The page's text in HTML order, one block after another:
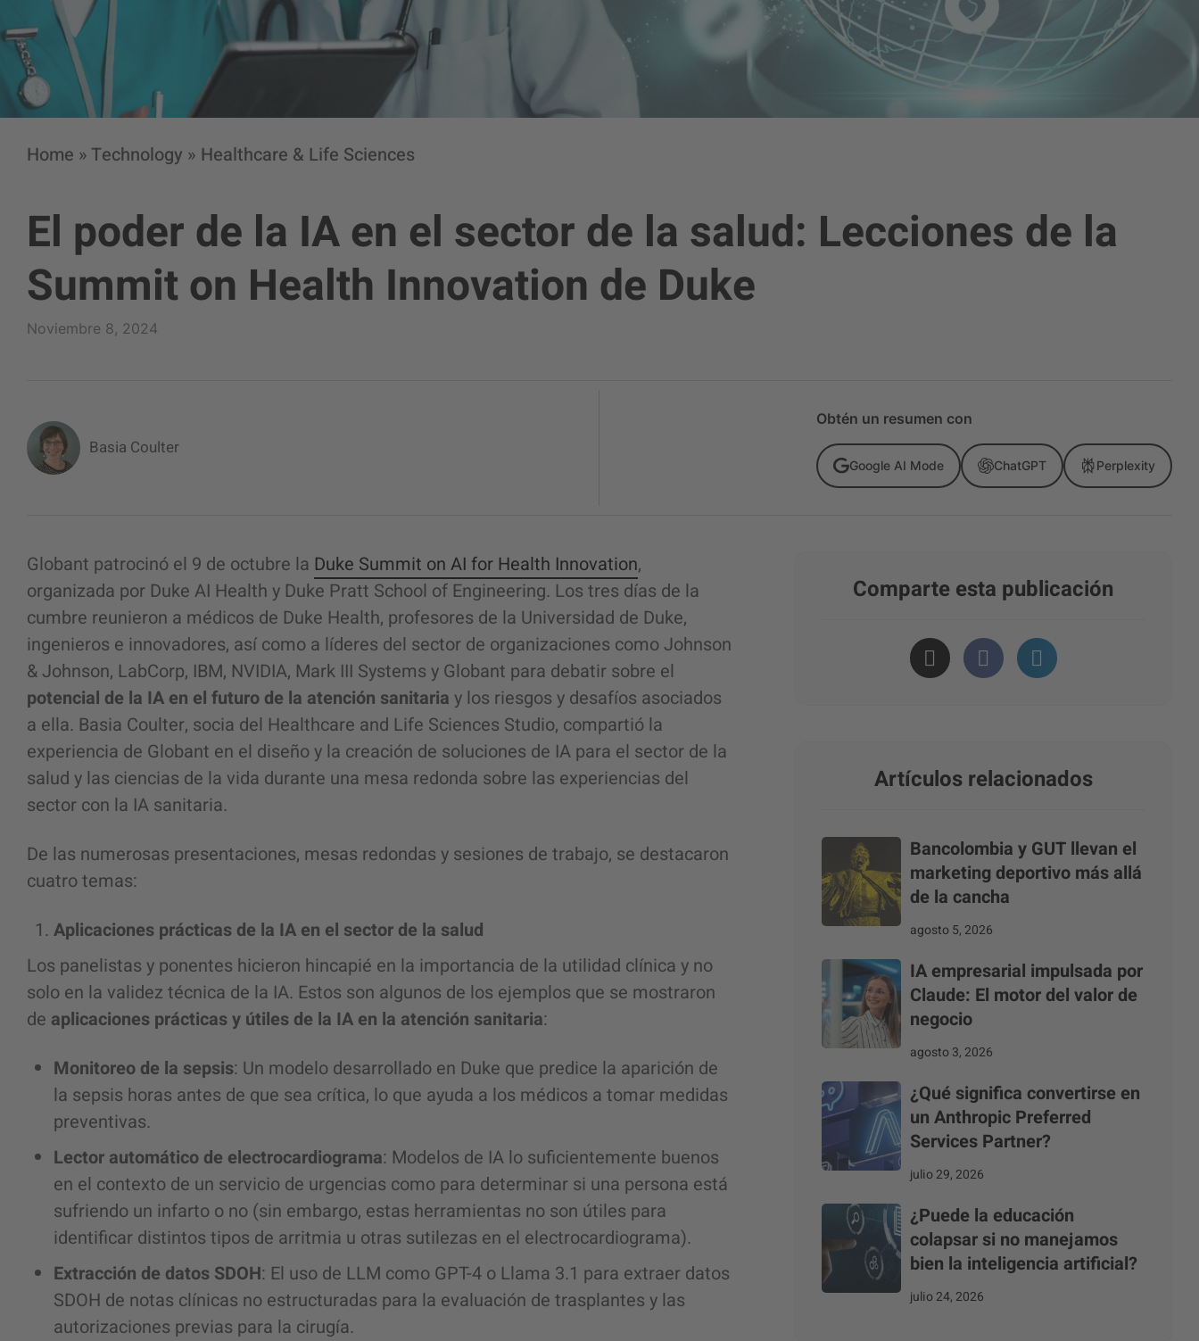
Home »Technology » Healthcare & Life Sciences
El poder de la IA en el sector de la salud: Lecciones de la
Summit on Health Innovation de Duke
Noviembre 8, 2024
Basia Coulter
Obtén un resumen con
Google AI Mode ChatGPT Perplexity
Globant patrocinó el 9 de octubre la Duke Summit on AI for Health Innovation,
organizada por Duke AI Health y Duke Pratt School of Engineering. Los tres días de la
cumbre reunieron a médicos de Duke Health, profesores de la Universidad de Duke,
ingenieros e innovadores, así como a líderes del sector de organizaciones como Johnson
& Johnson, LabCorp, IBM, NVIDIA, Mark III Systems y Globant para debatir sobre el
potencial de la IA en el futuro de la atención sanitaria y los riesgos y desafíos asociados
a ella. Basia Coulter, socia del Healthcare and Life Sciences Studio, compartió la
experiencia de Globant en el diseño y la creación de soluciones de IA para el sector de la
salud y las ciencias de la vida durante una mesa redonda sobre las experiencias del
sector con la IA sanitaria.
De las numerosas presentaciones, mesas redondas y sesiones de trabajo, se destacaron
cuatro temas:
Aplicaciones prácticas de la IA en el sector de la salud
Los panelistas y ponentes hicieron hincapié en la importancia de la utilidad clínica y no
solo en la validez técnica de la IA. Estos son algunos de los ejemplos que se mostraron
de aplicaciones prácticas y útiles de la IA en la atención sanitaria:
Monitoreo de la sepsis: Un modelo desarrollado en Duke que predice la aparición de
la sepsis horas antes de que sea crítica, lo que ayuda a los médicos a tomar medidas
preventivas.
Lector automático de electrocardiograma: Modelos de IA lo suficientemente buenos
en el contexto de un servicio de urgencias como para determinar si una persona está
sufriendo un infarto o no (sin embargo, estas herramientas no son útiles para
identificar distintos tipos de arritmia u otras sutilezas en el electrocardiograma).
Extracción de datos SDOH: El uso de LLM como GPT-4 o Llama 3.1 para extraer datos
SDOH de notas clínicas no estructuradas para la evaluación de trasplantes y las
autorizaciones previas para la cirugía.
Comparte esta publicación
Artículos relacionados
Bancolombia y GUT llevan el
marketing deportivo más allá
de la cancha
agosto 5, 2026
IA empresarial impulsada por
Claude: El motor del valor de
negocio
agosto 3, 2026
¿Qué significa convertirse en
un Anthropic Preferred
Services Partner?
julio 29, 2026
¿Puede la educación
colapsar si no manejamos
bien la inteligencia artificial?
julio 24, 2026